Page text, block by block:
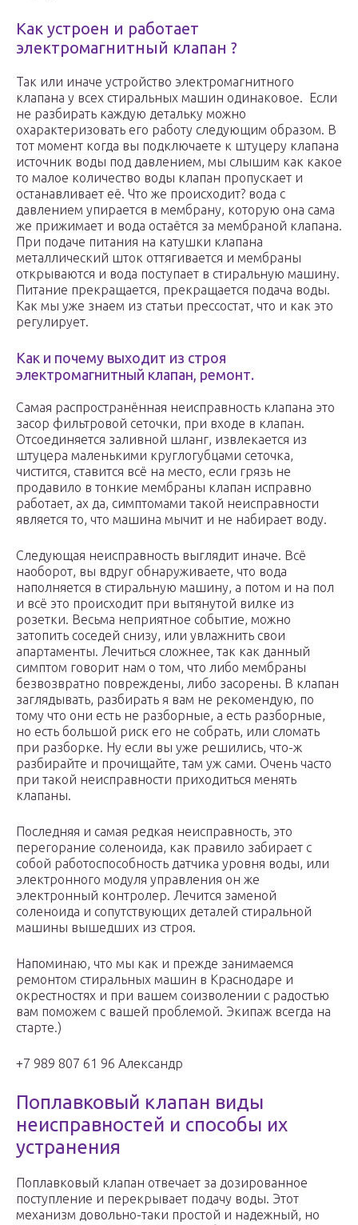
Как устроен и работает
электромагнитный клапан ?
Так или иначе устройство электромагнитного
клапана у всех стиральных машин одинаковое. Если
не разбирать каждую детальку можно
охарактеризовать его работу следующим образом. В
тот момент когда вы подключаете к штуцеру клапана
источник воды под давлением, мы слышим как какое
то малое количество воды клапан пропускает и
останавливает её. Что же происходит? вода с
давлением упирается в мембрану, которую она сама
же прижимает и вода остаётся за мембраной клапана.
При подаче питания на катушки клапана
металлический шток оттягивается и мембраны
открываются и вода поступает в стиральную машину.
Питание прекращается, прекращается подача воды.
Как мы уже знаем из статьи прессостат, что и как это
регулирует.
Как и почему выходит из строя
электромагнитный клапан, ремонт.
Самая распространённая неисправность клапана это
засор фильтровой сеточки, при входе в клапан.
Отсоединяется заливной шланг, извлекается из
штуцера маленькими круглогубцами сеточка,
чистится, ставится всё на место, если грязь не
продавило в тонкие мембраны клапан исправно
работает, ах да, симптомами такой неисправности
является то, что машина мычит и не набирает воду.
Следующая неисправность выглядит иначе. Всё
наоборот, вы вдруг обнаруживаете, что вода
наполняется в стиральную машину, а потом и на пол
и всё это происходит при вытянутой вилке из
розетки. Весьма неприятное событие, можно
затопить соседей снизу, или увлажнить свои
апартаменты. Лечиться сложнее, так как данный
симптом говорит нам о том, что либо мембраны
безвозвратно повреждены, либо засорены. В клапан
заглядывать, разбирать я вам не рекомендую, по
тому что они есть не разборные, а есть разборные,
но есть большой риск его не собрать, или сломать
при разборке. Ну если вы уже решились, что-ж
разбирайте и прочищайте, там уж сами. Очень часто
при такой неисправности приходиться менять
клапаны.
Последняя и самая редкая неисправность, это
перегорание соленоида, как правило забирает с
собой работоспособность датчика уровня воды, или
электронного модуля управления он же
электронный контролер. Лечится заменой
соленоида и сопутствующих деталей стиральной
машины вышедших из строя.
Напоминаю, что мы как и прежде занимаемся
ремонтом стиральных машин в Краснодаре и
окрестностях и при вашем соизволении с радостью
вам поможем с вашей проблемой. Экипаж всегда на
старте.)
+7 989 807 61 96 Александр
Поплавковый клапан виды
неисправностей и способы их
устранения
Поплавковый клапан отвечает за дозированное
поступление и перекрывает подачу воды. Этот
механизм довольно-таки простой и надежный, но